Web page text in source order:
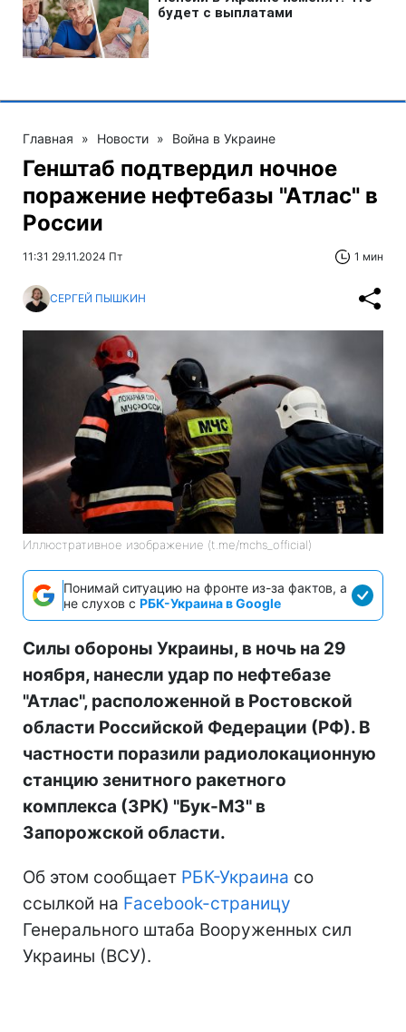
Главная » Новости » Война в Украине
Генштаб подтвердил ночное
поражение нефтебазы "Атлас" в
России
11:31 29.11.2024 Пт 1 мин
СЕРГЕЙ ПЫШКИН
Иллюстративное изображение (t.me/mchs_official)
Понимай ситуацию на фронте из-за фактов, а
не слухов с РБК-Украина в Google
Силы обороны Украины, в ночь на 29
ноября, нанесли удар по нефтебазе
"Атлас", расположенной в Ростовской
области Российской Федерации (РФ). В
частности поразили радиолокационную
станцию зенитного ракетного
комплекса (ЗРК) "Бук-М3" в
Запорожской области.
Об этом сообщает РБК-Украина со
ссылкой на Facebook-страницу
Генерального штаба Вооруженных сил
Украины (ВСУ).